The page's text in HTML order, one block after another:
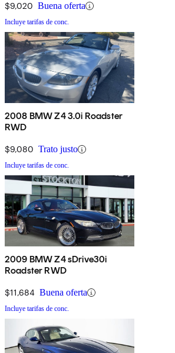
$9,020 Buena oferta
Incluye tarifas de conc.
2008 BMW Z4 3.0i Roadster
RWD
$9,080 Trato justo
Incluye tarifas de conc.
2009 BMW Z4 sDrive30i
Roadster RWD
$11,684 Buena oferta
Incluye tarifas de conc.